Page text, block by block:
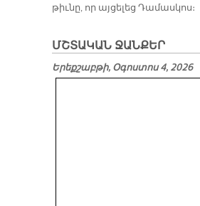
թիւնը, որ այցելեց Դամասկոս։
ՄՇՏԱԿԱՆ ՋԱՆՔԵՐ
Երեքշաբթի, Օգոստոս 4, 2026